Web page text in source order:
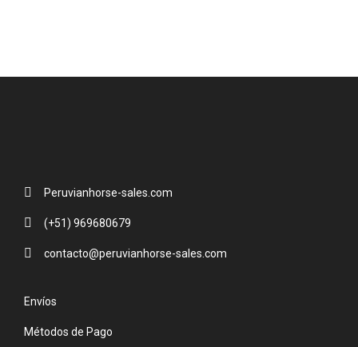
Peruvianhorse-sales.com
(+51) 969680679
contacto@peruvianhorse-sales.com
Envíos
Métodos de Pago